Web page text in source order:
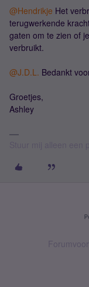
@Hendrikje Het
terugwerkende
gaten om te zien of
verbruikt.
@J.D.L. Bedankt
Groetjes,
Ashley